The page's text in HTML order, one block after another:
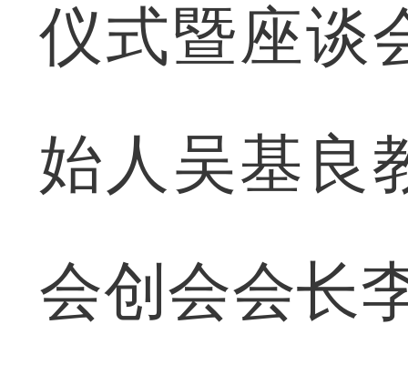
仪式暨座谈
始人吴基良
会创会会长